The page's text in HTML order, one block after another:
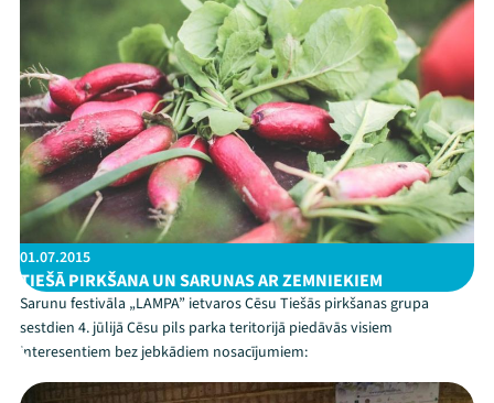
Veikals
Kontakti
ThreadsFacebookYoutube
X Instagram
Flick TikTok
01.07.2015
TIEŠĀ PIRKŠANA UN SARUNAS AR ZEMNIEKIEM
Sarunu festivāla „LAMPA” ietvaros Cēsu Tiešās pirkšanas grupa
sestdien 4. jūlijā Cēsu pils parka teritorijā piedāvās visiem
interesentiem bez jebkādiem nosacījumiem: